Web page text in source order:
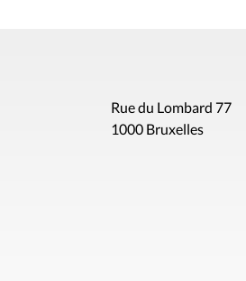
Rue du Lombard 77
1000 Bruxelles